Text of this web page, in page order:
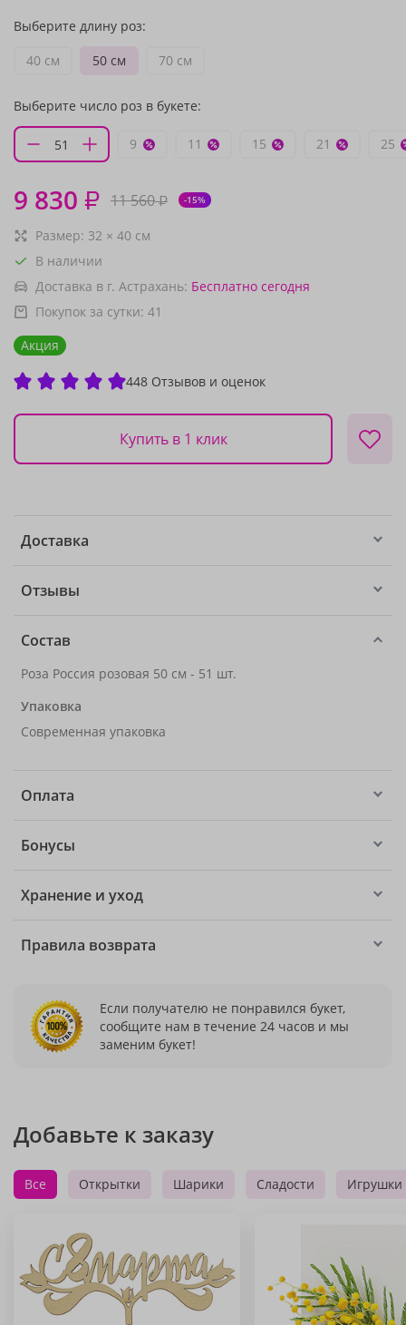
Выберите длину роз:
40 см
50 см 70 см
Выберите число роз в букете:
9 11 15 21 25
9 830 ₽ 11 560₽ -15%
Размер: 32 × 40 см
В наличии
Доставка в г. Астрахань: Бесплатно сегодня
Покупок за сутки: 41
Акция
448 Отзывов и оценок
Купить в 1 клик
Доставка
Отзывы
Состав
Роза Россия розовая 50 см - 51 шт.
Упаковка
Современная упаковка
Оплата
Бонусы
Хранение и уход
Правила возврата
Если получателю не понравился букет,
сообщите нам в течение 24 часов и мы
заменим букет!
Добавьте к заказу
Все Открытки Шарики Сладости Игрушки